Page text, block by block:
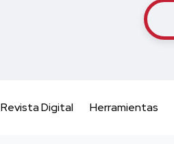
Revista Digital Herramientas